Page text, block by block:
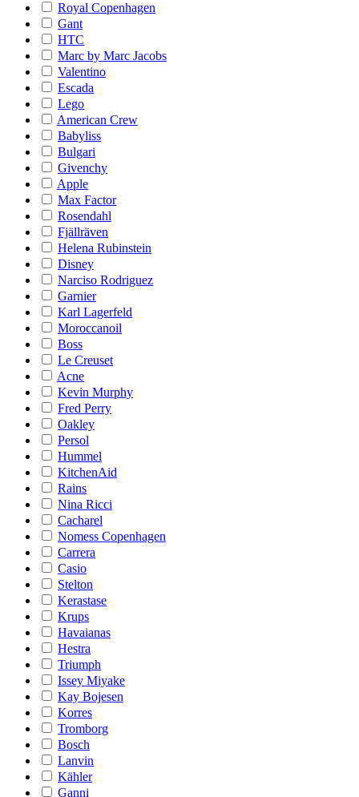
Royal Copenhagen
Gant
HTC
Marc by Marc Jacobs
Valentino
Escada
Lego
American Crew
Babyliss
Bulgari
Givenchy
Apple
Max Factor
Rosendahl
Fjällräven
Helena Rubinstein
Disney
Narciso Rodriguez
Garnier
Karl Lagerfeld
Moroccanoil
Boss
Le Creuset
Acne
Kevin Murphy
Fred Perry
Oakley
Persol
Hummel
KitchenAid
Rains
Nina Ricci
Cacharel
Nomess Copenhagen
Carrera
Casio
Stelton
Kerastase
Krups
Havaianas
Hestra
Triumph
Issey Miyake
Kay Bojesen
Korres
Tromborg
Bosch
Lanvin
Kähler
Ganni